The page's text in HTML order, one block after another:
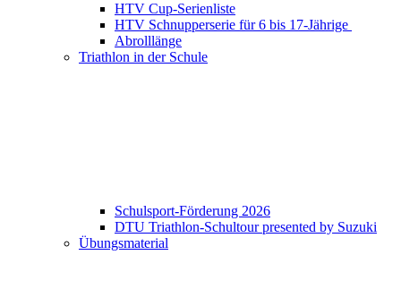
HTV Cup-Serienliste
HTV Schnupperserie für 6 bis 17-Jährige
Abrolllänge
Triathlon in der Schule
Schulsport-Förderung 2026
DTU Triathlon-Schultour presented by Suzuki
Übungsmaterial